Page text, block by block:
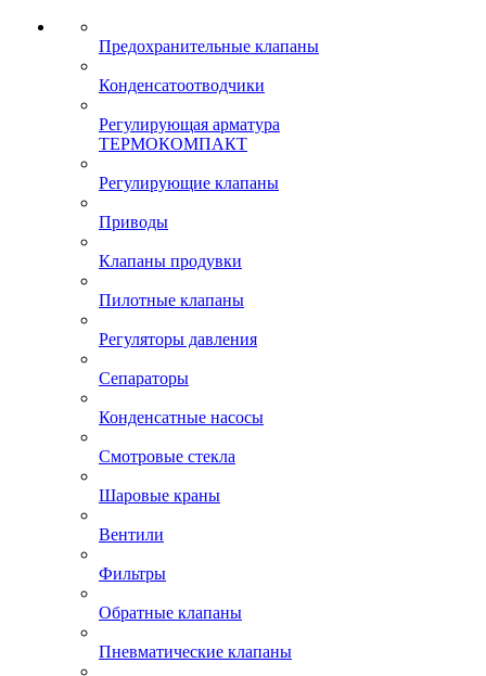
Предохранительные клапаны
Конденсатоотводчики
Регулирующая арматура
ТЕРМОКОМПАКТ
Регулирующие клапаны
Приводы
Клапаны продувки
Пилотные клапаны
Регуляторы давления
Сепараторы
Конденсатные насосы
Смотровые стекла
Шаровые краны
Вентили
Фильтры
Обратные клапаны
Пневматические клапаны